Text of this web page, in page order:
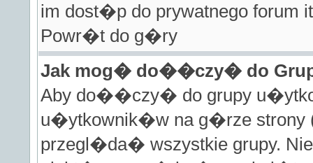
im dost�p do prywatnego forum
Powr�t do g�ry
Jak mog� do��czy� do
Aby do��czy� do grupy
u�ytkownik�w na g�rze strony
przegl�da� wszystkie grupy.